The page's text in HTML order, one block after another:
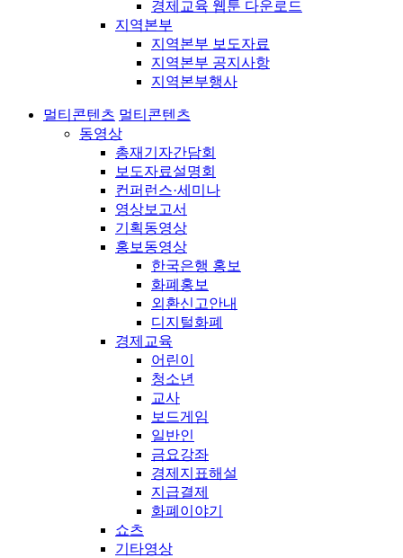
경제교육 웹툰 다운로드
지역본부
지역본부 보도자료
지역본부 공지사항
지역본부행사
멀티콘텐츠 멀티콘텐츠
동영상
총재기자간담회
보도자료설명회
컨퍼런스·세미나
영상보고서
기획동영상
홍보동영상
한국은행 홍보
화폐홍보
외환신고안내
디지털화폐
경제교육
어린이
청소년
교사
보드게임
일반인
금요강좌
경제지표해설
지급결제
화폐이야기
쇼츠
기타영상